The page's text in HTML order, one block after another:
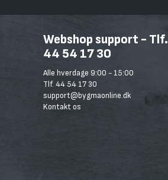
Webshop support - Tlf.
44 54 17 30
Alle hverdage 9:00 - 15:00
Tlf. 44 54 17 30
support@bygmaonline.dk
Kontakt os